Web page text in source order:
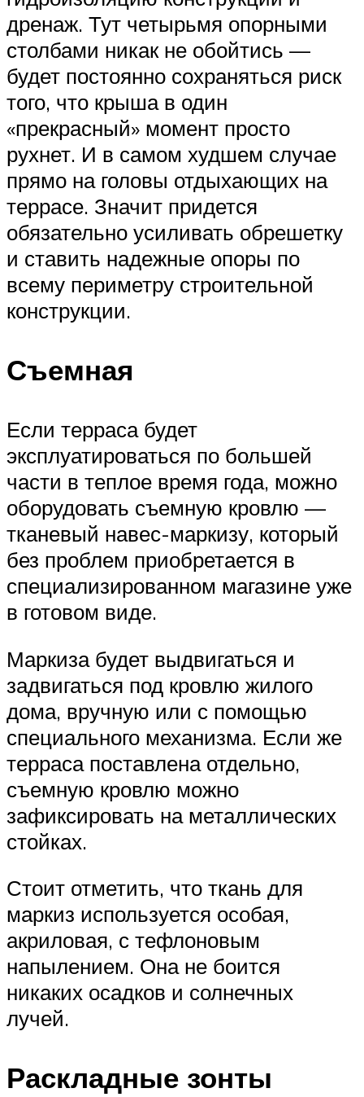
дренаж. Тут четырьмя опорными
столбами никак не обойтись —
будет постоянно сохраняться риск
того, что крыша в один
«прекрасный» момент просто
рухнет. И в самом худшем случае
прямо на головы отдыхающих на
террасе. Значит придется
обязательно усиливать обрешетку
и ставить надежные опоры по
всему периметру строительной
конструкции.
Съемная
Если терраса будет
эксплуатироваться по большей
части в теплое время года, можно
оборудовать съемную кровлю —
тканевый навес-маркизу, который
без проблем приобретается в
специализированном магазине уже
в готовом виде.
Маркиза будет выдвигаться и
задвигаться под кровлю жилого
дома, вручную или с помощью
специального механизма. Если же
терраса поставлена отдельно,
съемную кровлю можно
зафиксировать на металлических
стойках.
Стоит отметить, что ткань для
маркиз используется особая,
акриловая, с тефлоновым
напылением. Она не боится
никаких осадков и солнечных
лучей.
Раскладные зонты